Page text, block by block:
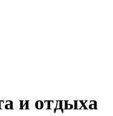
и отдыха